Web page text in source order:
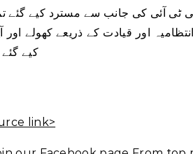
اور قیادت کے ذریعے کھولے اور
کیے گئے
link>